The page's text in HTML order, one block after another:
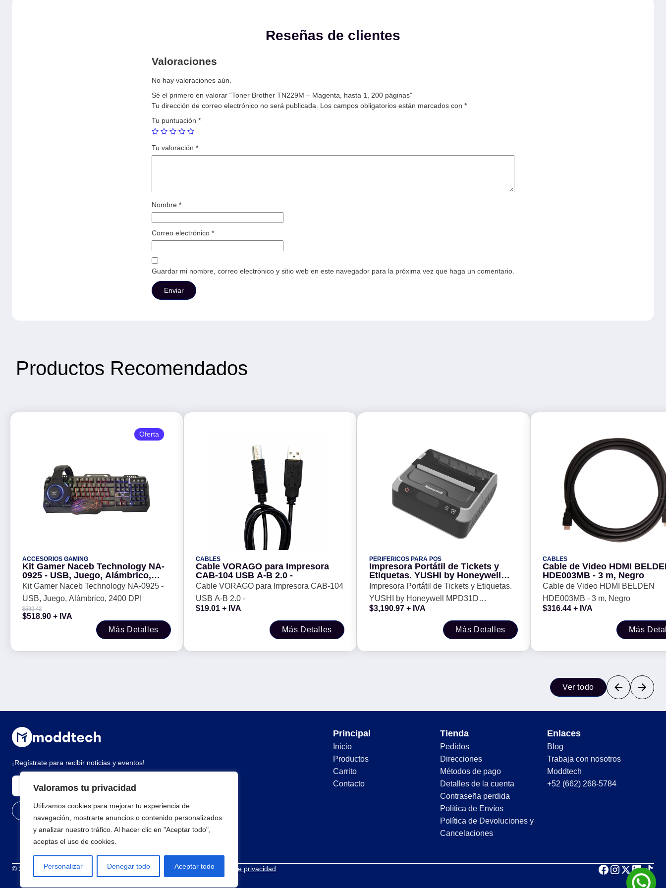
Valoramos tu privacidad
Utilizamos cookies para mejorar tu experiencia de
navegación, mostrarte anuncios o contenido personalizados
y analizar nuestro tráfico. Al hacer clic en "Aceptar todo",
aceptas el uso de cookies.
Personalizar Denegar todo Aceptar todo
Reseñas de clientes
Valoraciones
No hay valoraciones aún.
Sé el primero en valorar “Toner Brother TN229M – Magenta, hasta 1, 200 páginas”
Tu dirección de correo electrónico no será publicada.
Los campos obligatorios están marcados con *
Tu puntuación *
Tu valoración *
Nombre *
Correo electrónico *
Guardar mi nombre, correo electrónico y sitio web en este navegador para la próxima vez que haga un comentario.
Productos Recomendados
ACCESORIOS GAMING
Kit Gamer Naceb Technology NA-
0925 - USB, Juego, Alámbrico,
2400 DPI
Kit Gamer Naceb Technology NA-0925 -
USB, Juego, Alámbrico, 2400 DPI
$592.42
$518.90 + IVA
Más Detalles
Oferta
CABLES
Cable VORAGO para Impresora
CAB-104 USB A-B 2.0 -
Cable VORAGO para Impresora CAB-104
USB A-B 2.0 -
$19.01 + IVA
Más Detalles
PERIFERICOS PARA POS
Impresora Portátil de Tickets y
Etiquetas. YUSHI by Honeywell
MPD31D (MPD31D112) -
Impresora Portátil de Tickets y Etiquetas.
YUSHI by Honeywell MPD31D
(MPD31D112) -
$3,190.97 + IVA
Más Detalles
CABLES
Cable de Video HDMI
HDE003MB - 3 m, Negro
Cable de Video HDMI BELDEN
HDE003MB - 3 m, Negro
$316.44 + IVA
Más
Ver todo
¡Regístrate para recibir noticias y eventos!
Principal
Inicio
Productos
Carrito
Contacto
Tienda
Pedidos
Direcciones
Métodos de pago
Detalles de la cuenta
Contraseña perdida
Política de Envíos
Política de Devoluciones y
Cancelaciones
Enlaces
Blog
Trabaja con nosotros
Moddtech
+52 (662) 268-5784
© 2026 Todos los derechos reservados Términos y condicionesPolítica de privacidad